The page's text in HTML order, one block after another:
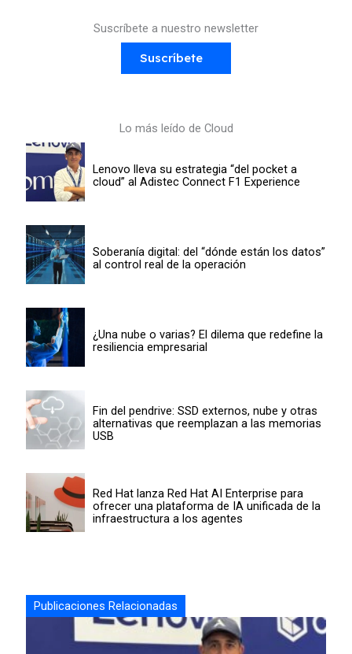
Suscríbete a nuestro newsletter
Suscríbete
Lo más leído de Cloud
Lenovo lleva su estrategia “del pocket a
cloud” al Adistec Connect F1 Experience
Soberanía digital: del “dónde están los datos”
al control real de la operación
¿Una nube o varias? El dilema que redefine la
resiliencia empresarial
Fin del pendrive: SSD externos, nube y otras
alternativas que reemplazan a las memorias
USB
Red Hat lanza Red Hat AI Enterprise para
ofrecer una plataforma de IA unificada de la
infraestructura a los agentes
Publicaciones Relacionadas